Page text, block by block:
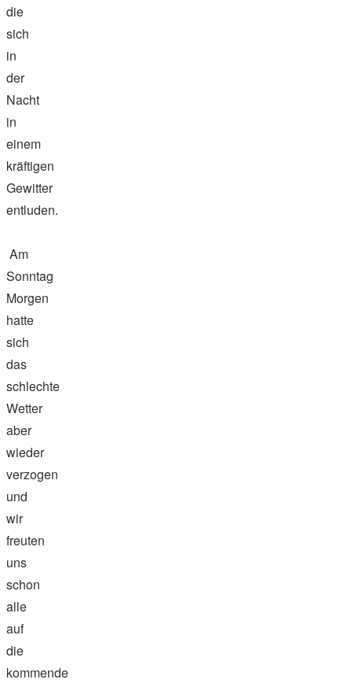
die
sich
in
der
Nacht
in
einem
kräftigen
Gewitter
entluden.
Am
Sonntag
Morgen
hatte
sich
das
schlechte
Wetter
aber
wieder
verzogen
und
wir
freuten
uns
schon
alle
auf
die
kommende